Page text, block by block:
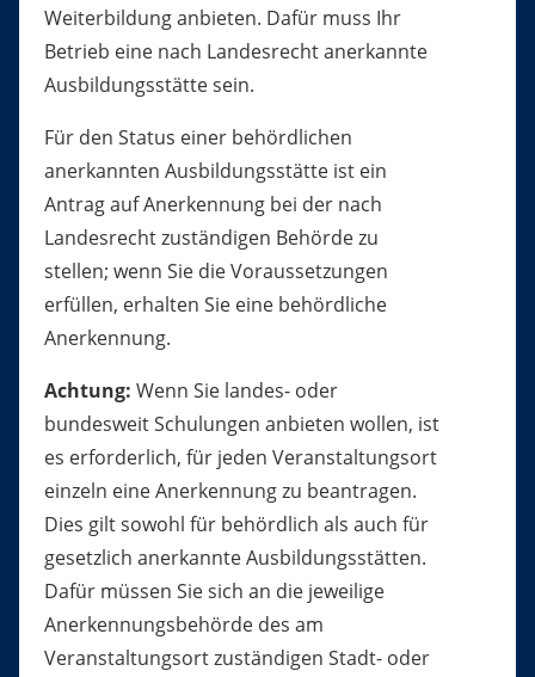
Weiterbildung anbieten. Dafür muss Ihr
Betrieb eine nach Landesrecht anerkannte
Ausbildungsstätte sein.
Für den Status einer behördlichen
anerkannten Ausbildungsstätte ist ein
Antrag auf Anerkennung bei der nach
Landesrecht zuständigen Behörde zu
stellen; wenn Sie die Voraussetzungen
erfüllen, erhalten Sie eine behördliche
Anerkennung.
Achtung: Wenn Sie landes- oder
bundesweit Schulungen anbieten wollen, ist
es erforderlich, für jeden Veranstaltungsort
einzeln eine Anerkennung zu beantragen.
Dies gilt sowohl für behördlich als auch für
gesetzlich anerkannte Ausbildungsstätten.
Dafür müssen Sie sich an die jeweilige
Anerkennungsbehörde des am
Veranstaltungsort zuständigen Stadt- oder